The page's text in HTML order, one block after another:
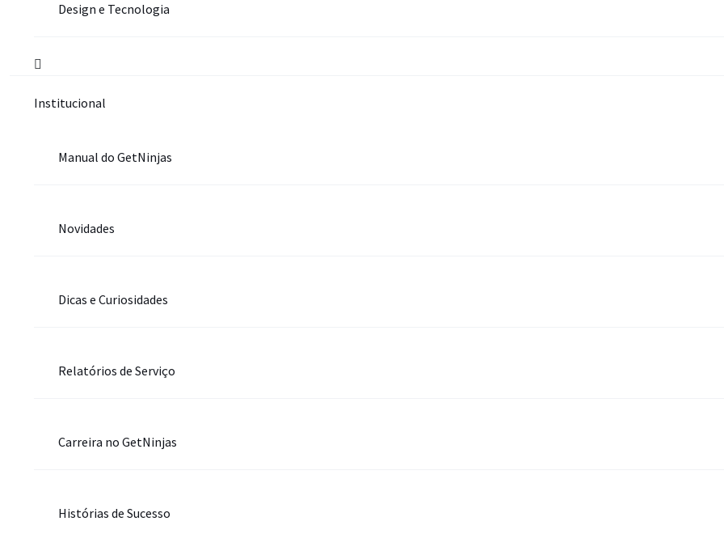
Design e Tecnologia
Institucional
Manual do GetNinjas
Novidades
Dicas e Curiosidades
Relatórios de Serviço
Carreira no GetNinjas
Histórias de Sucesso